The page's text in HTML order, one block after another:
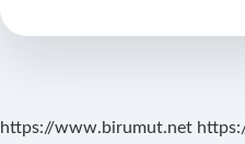
https://www.birumut.net